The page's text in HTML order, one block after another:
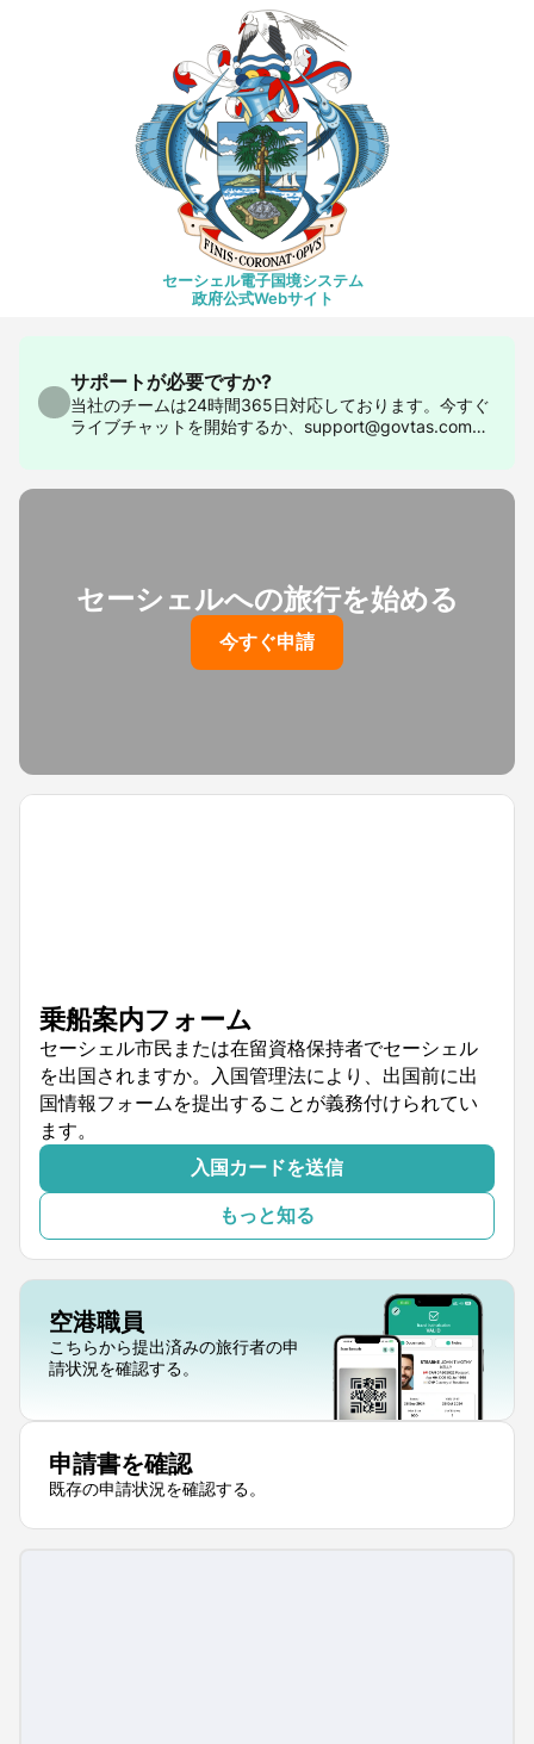
セーシェル電子国境システム
政府公式Webサイト
サポートが必要ですか?
当社のチームは24時間365日対応しております。今すぐ
ライブチャットを開始するか、support@govtas.comま
セーシェルへの旅行を始める
今すぐ申請
乗船案内フォーム
セーシェル市民または在留資格保持者でセーシェル
を出国されますか。入国管理法により、出国前に出
国情報フォームを提出することが義務付けられてい
ます。
入国カードを送信
もっと知る
空港職員
こちらから提出済みの旅行者の申
請状況を確認する。
申請書を確認
既存の申請状況を確認する。